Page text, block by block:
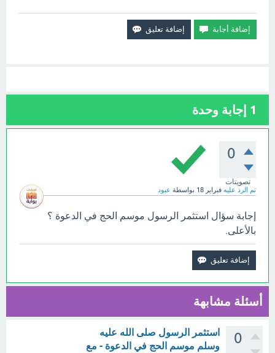
1 إجابة وحدة
0
تصويتات
تم الرد عليه فبراير 18 بواسطة عبود
إجابة سؤال استثمر الرسول موسم الحج في الدعوة ؟
بالأعلى.
أسئلة مشابهة
0
استثمر الرسول صلى الله عليه
وسلم موسم الحج في الدعوة - مع